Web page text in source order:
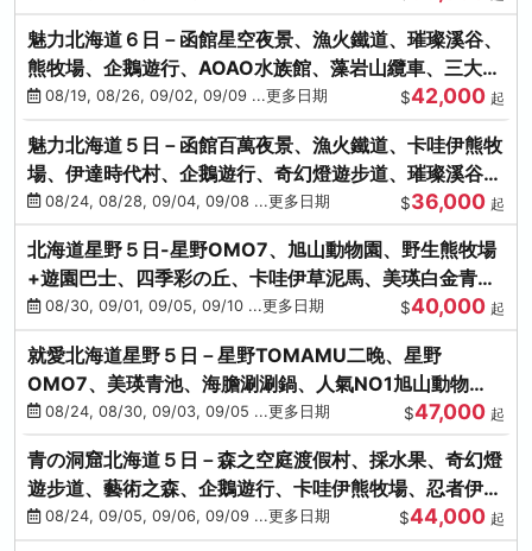
魅力北海道６日－函館星空夜景、漁火鐵道、璀璨溪谷、
熊牧場、企鵝遊行、AOAO水族館、藻岩山纜車、三大螃
蟹吃到飽
08/19, 08/26, 09/02, 09/09 ...更多日期 $42,000 起
魅力北海道５日－函館百萬夜景、漁火鐵道、卡哇伊熊牧
場、伊達時代村、企鵝遊行、奇幻燈遊步道、璀璨溪谷、
人氣NO1小丑漢堡
08/24, 08/28, 09/04, 09/08 ...更多日期 $36,000 起
北海道星野５日-星野OMO7、旭山動物園、野生熊牧場
+遊園巴士、四季彩の丘、卡哇伊草泥馬、美瑛白金青
池、螃蟹吃到飽
08/30, 09/01, 09/05, 09/10 ...更多日期 $40,000 起
就愛北海道星野５日－星野TOMAMU二晚、星野
OMO7、美瑛青池、海膽涮涮鍋、人氣NO1旭山動物
園、海鮮和牛螃蟹吃到飽
08/24, 08/30, 09/03, 09/05 ...更多日期 $47,000 起
青の洞窟北海道５日－森之空庭渡假村、採水果、奇幻燈
遊步道、藝術之森、企鵝遊行、卡哇伊熊牧場、忍者伊達
時代村、螃蟹吃到飽
08/24, 09/05, 09/06, 09/09 ...更多日期 $44,000 起